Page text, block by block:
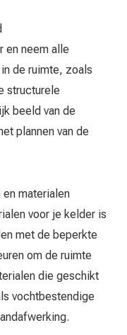
en neem alle
de ruimte, zoals
structurele
beeld van de
plannen van de
en materialen
voor je kelder is
met de beperkte
om de ruimte
die geschikt
vochtbestendige